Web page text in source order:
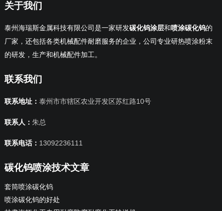
关于我们
泰州海瑞斯金属科技有限公司是一家研发碳化钨涂层和喷涂碳化钨的
厂家，还包括各类机械配件耐磨服务的企业，公司专业研热喷涂粉末
的研发，生产和机械配件加工。
联系我们
联系地址： 泰州市市辖区农业开发区苏红路10号
联系人： 朱总
联系电话： 13092236111
碳化钨喷涂技术文章
套筒喷涂碳化钨
喷涂碳化钨的好处